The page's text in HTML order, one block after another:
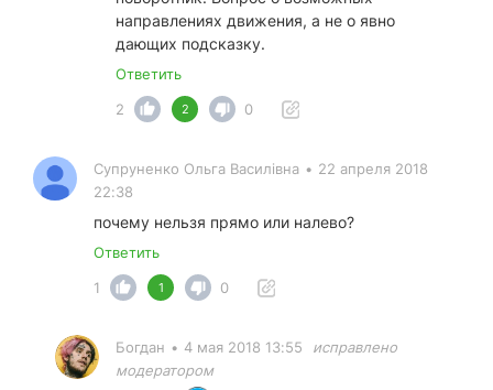
направлениях движения, а не о явно
дающих подсказку.
Ответить
2
2 0
Супруненко Ольга Василiвна • 22 апреля 2018
22:38
почему нельзя прямо или налево?
Ответить
1
1 0
Богдан • 4 мая 2018 13:55
исправлено
модератором